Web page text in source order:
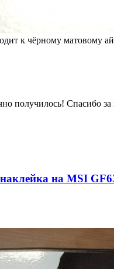
к чёрному матовому
получилось! Спасибо
на MSI